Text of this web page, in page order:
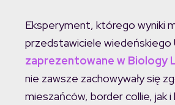
Eksperyment, którego wyniki
przedstawiciele wiedeńskiego
zaprezentowane w Biology
nie zawsze zachowywały się
mieszańców, border collie, jak